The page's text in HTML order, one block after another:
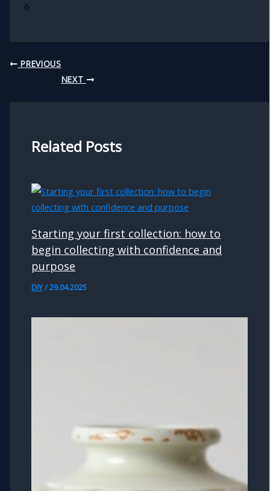
6
PREVIOUS
NEXT
Related Posts
Starting your first collection: how to
begin collecting with confidence and
purpose
DIY/29.04.2025